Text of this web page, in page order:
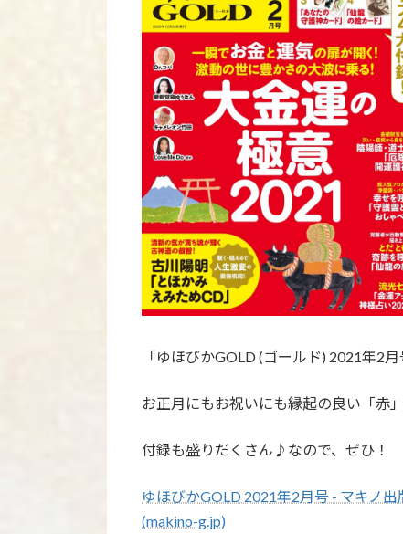
:
「ゆほびかGOLD (ゴールド) 2021年2
お正月にもお祝いにも縁起の良い「赤
付録も盛りだくさん♪なので、ぜひ！
ゆほびかGOLD 2021年2月号 - マキノ
(makino-g.jp)